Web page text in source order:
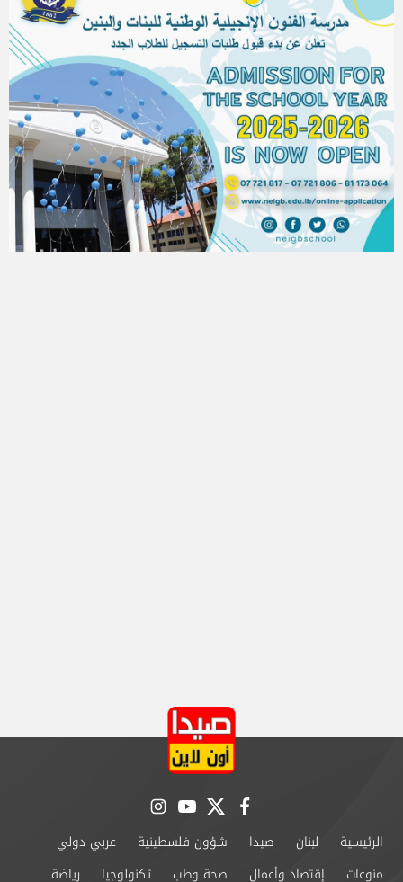
facebook
twitter
youtube
instagram
الرئيسية لبنان صيدا شؤون فلسطينية
عربي دولي
منوعات
إقتصاد وأعمال صحة وطب تكنولوجيا رياضة